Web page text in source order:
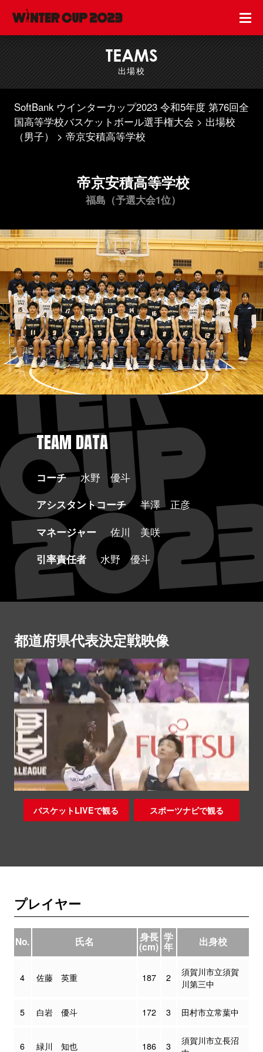
TEAMS
出場校
SoftBank ウインターカップ2023 令和5年度 第76回全
国高等学校バスケットボール選手権大会
出場校
（男子）
帝京安積高等学校
帝京安積高等学校
福島（予選大会1位）
TEAM DATA
コーチ
水野 優斗
アシスタントコーチ
半澤 正彦
マネージャー
佐川 美咲
引率責任者
水野 優斗
都道府県代表決定戦映像
バスケットLIVEで観る スポーツナビで観る
プレイヤー
No. 氏名 身長
(cm)
学
年 出身校
4 佐藤 英重 187 2
須賀川市立須賀
川第三中
5 白岩 優斗 172 3 田村市立常葉中
6 緑川 知也 186 3
須賀川市立長沼